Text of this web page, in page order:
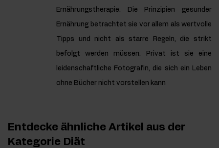
Ernährungstherapie. Die Prinzipien gesunder
Ernährung betrachtet sie vor allem als wertvolle
Tipps und nicht als starre Regeln, die strikt
befolgt werden müssen. Privat ist sie eine
leidenschaftliche Fotografin, die sich ein Leben
ohne Bücher nicht vorstellen kann
Entdecke ähnliche Artikel aus der
Kategorie Diät